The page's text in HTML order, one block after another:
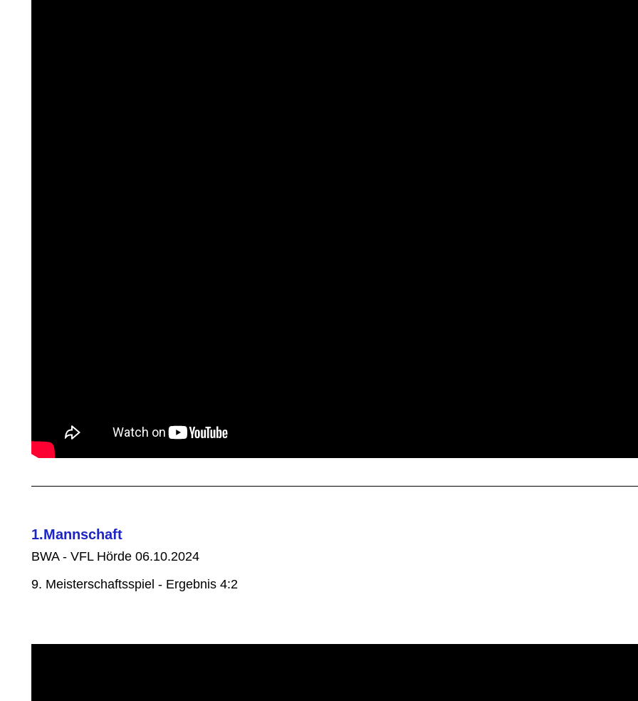
1.Mannschaft
BWA - VFL Hörde 06.10.2024
9. Meisterschaftsspiel - Ergebnis 4:2